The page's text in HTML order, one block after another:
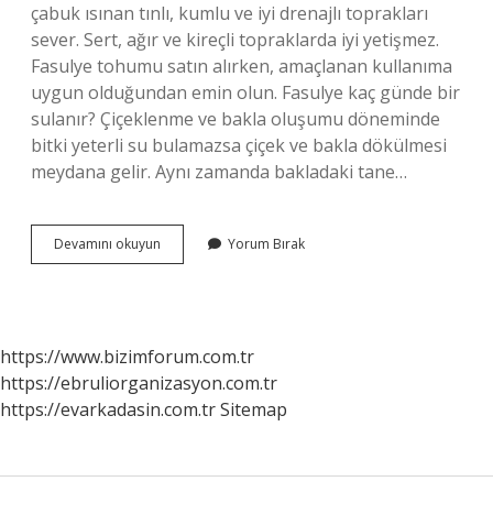
çabuk ısınan tınlı, kumlu ve iyi drenajlı toprakları
sever. Sert, ağır ve kireçli topraklarda iyi yetişmez.
Fasulye tohumu satın alırken, amaçlanan kullanıma
uygun olduğundan emin olun. Fasulye kaç günde bir
sulanır? Çiçeklenme ve bakla oluşumu döneminde
bitki yeterli su bulamazsa çiçek ve bakla dökülmesi
meydana gelir. Aynı zamanda bakladaki tane…
Devamını okuyun
Bitkisi
Yorum Bırak
https://www.bizimforum.com.tr
https://ebruliorganizasyon.com.tr
https://evarkadasin.com.trSitemap